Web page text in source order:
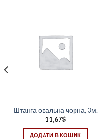
Штанга овальна чорна, 3м.
11,67$
ДОДАТИ В КОШИК